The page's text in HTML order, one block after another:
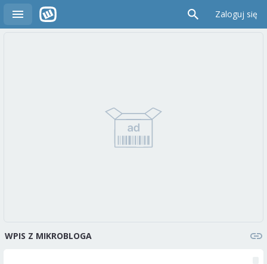
Zaloguj się
WPIS Z MIKROBLOGA